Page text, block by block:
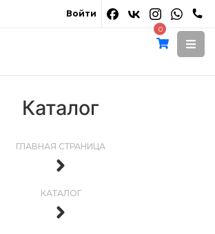
Войти
0
Каталог
ГЛАВНАЯ СТРАНИЦА
КАТАЛОГ